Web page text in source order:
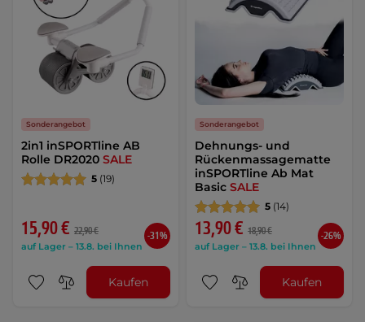
Sonderangebot
2in1 inSPORTline AB
Rolle DR2020 SALE
5 (19)
15,90 € 22,90 €
auf Lager – 13.8. bei Ihnen
-31%
Kaufen
Sonderangebot
Dehnungs- und
Rückenmassagematte
inSPORTline Ab Mat
Basic SALE
5 (14)
13,90 € 18,90 €
auf Lager – 13.8. bei Ihnen
-26%
Kaufen